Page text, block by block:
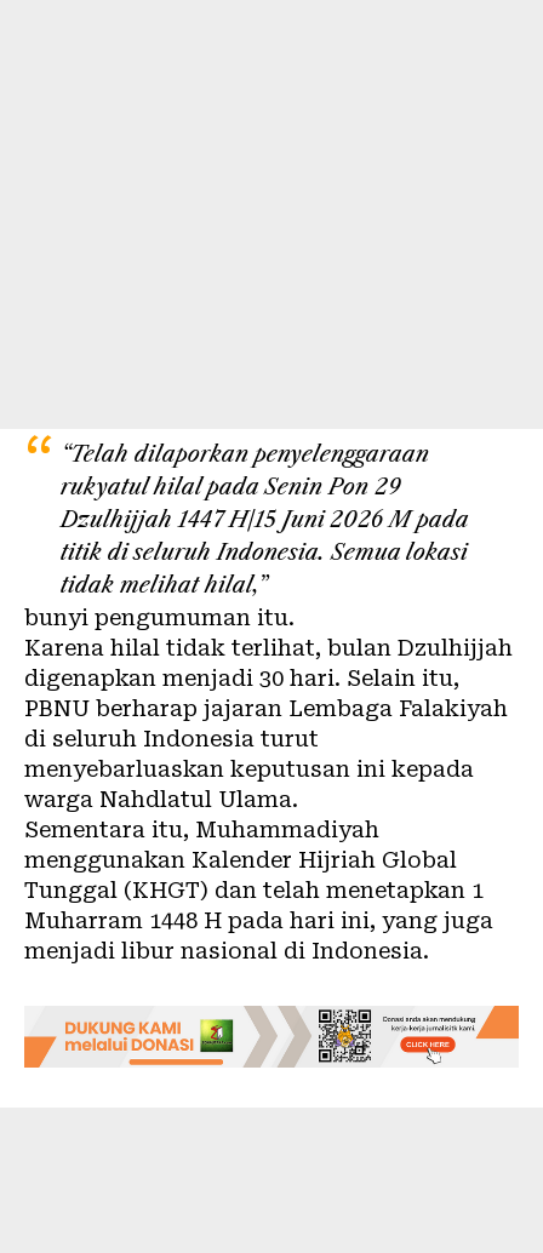
“Telah dilaporkan penyelenggaraan
rukyatul hilal pada Senin Pon 29
Dzulhijjah 1447 H/15 Juni 2026 M pada
titik di seluruh Indonesia. Semua lokasi
tidak melihat hilal,”
bunyi pengumuman itu.
Karena hilal tidak terlihat, bulan Dzulhijjah
digenapkan menjadi 30 hari. Selain itu,
PBNU berharap jajaran Lembaga Falakiyah
di seluruh Indonesia turut
menyebarluaskan keputusan ini kepada
warga Nahdlatul Ulama.
Sementara itu, Muhammadiyah
menggunakan Kalender Hijriah Global
Tunggal (KHGT) dan telah menetapkan 1
Muharram 1448 H pada hari ini, yang juga
menjadi libur nasional di Indonesia.